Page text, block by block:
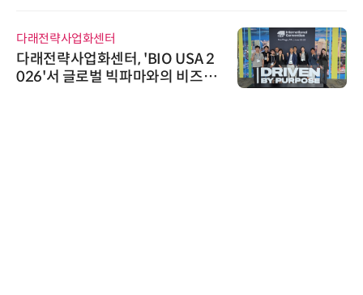
다래전략사업화센터
다래전략사업화센터, 'BIO USA 2
026'서 글로벌 빅파마와의 비즈니